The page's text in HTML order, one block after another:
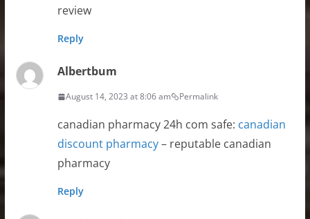
review
Reply
Albertbum
August 14, 2023 at 8:06 am Permalink
canadian pharmacy 24h com safe: canadian
discount pharmacy– reputable canadian
pharmacy
Reply